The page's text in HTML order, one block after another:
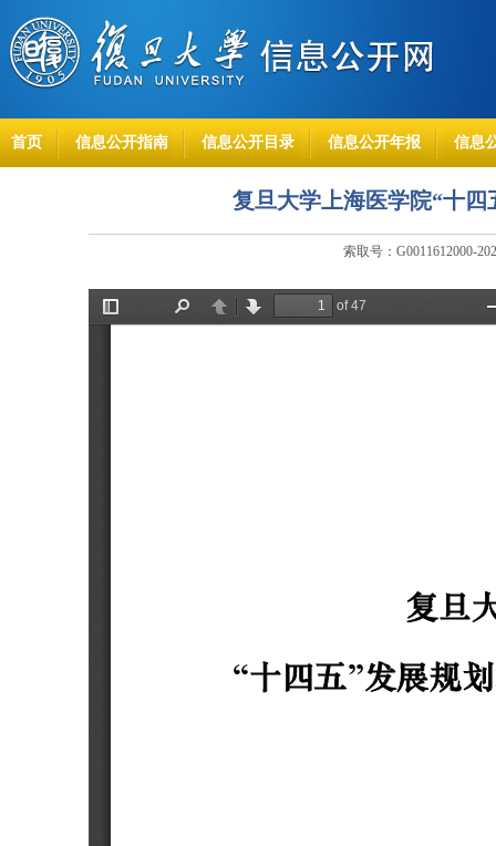
首页 信息公开指南 信息公开目录 信息公开年报 信息
复旦大学上海医学院“十
索取号：G0011612000-